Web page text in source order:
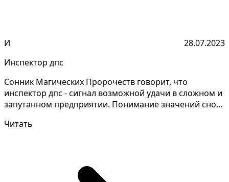
И
28.07.2023
Инспектор дпс
Сонник Магических Пророчеств говорит, что
инспектор дпс - сигнал возможной удачи в сложном и
запутанном предприятии. Понимание значений снов
Читать